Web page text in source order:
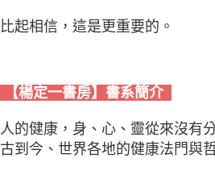
比起相信，這是更重要的。
【楊定一書房】書系簡介
人的健康，身、心、靈從來沒有
古到今、世界各地的健康法門與